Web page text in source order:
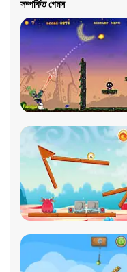
সম্পর্কিত গেমস